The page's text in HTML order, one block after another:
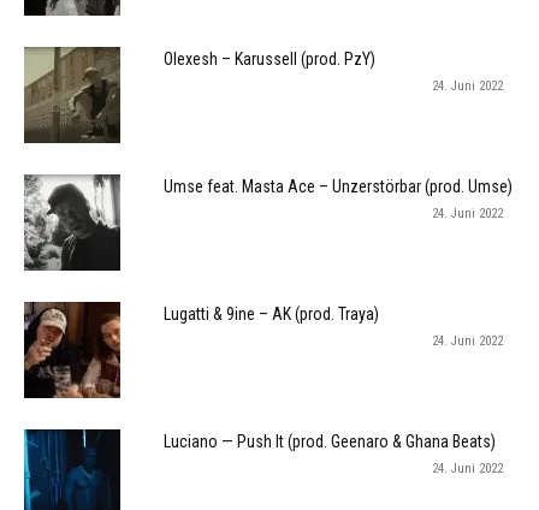
Olexesh – Karussell (prod. PzY)
24. Juni 2022
Umse feat. Masta Ace – Unzerstörbar (prod. Umse)
24. Juni 2022
Lugatti & 9ine – AK (prod. Traya)
24. Juni 2022
Luciano — Push It (prod. Geenaro & Ghana Beats)
24. Juni 2022